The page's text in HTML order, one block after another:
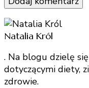
Natalia Król
. Na blogu dzielę
dotyczącymi diety,
zdrowie.